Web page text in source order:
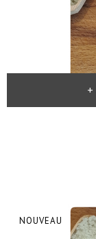
NOUVEAU